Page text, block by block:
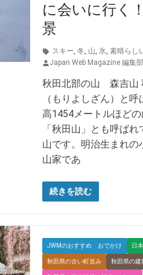
に会いに行く
景
スキー, 冬, 山, 氷, 素晴らし
Japan Web Magazine 編集部
秋田北部の山 森吉山
（もりよしざん）と
高1454メートルほど
「秋田山」とも呼ば
山です。明治生まれの
山家であ
続きを読む
JWMのおすすめ おでかけ 日
秋田県の古い町並み 秋田県の建